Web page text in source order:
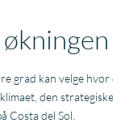
grad kan velge
den
Costa del Sol.